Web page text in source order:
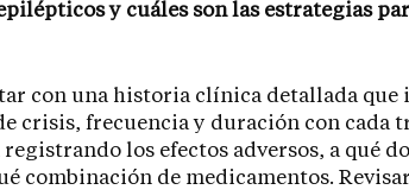
y cuáles son las estrategias
con una historia clínica detallada que
crisis, frecuencia y duración con cada
los efectos adversos, a qué
combinación de medicamentos.